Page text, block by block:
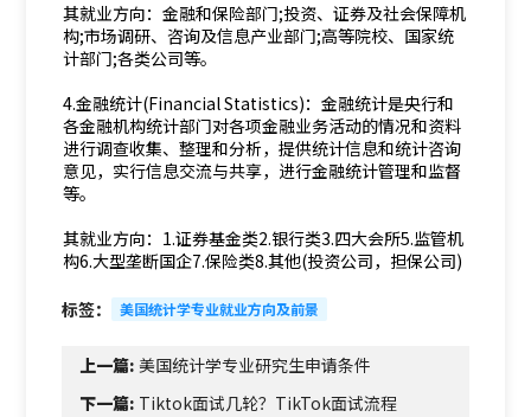
其就业方向：金融和保险部门;投资、证券及社会保障机
构;市场调研、咨询及信息产业部门;高等院校、国家统
计部门;各类公司等。
4.金融统计(Financial Statistics)：金融统计是央行和
各金融机构统计部门对各项金融业务活动的情况和资料
进行调查收集、整理和分析，提供统计信息和统计咨询
意见，实行信息交流与共享，进行金融统计管理和监督
等。
其就业方向：1.证券基金类2.银行类3.四大会所5.监管机
构6.大型垄断国企7.保险类8.其他(投资公司，担保公司)
标签： 美国统计学专业就业方向及前景
上一篇:美国统计学专业研究生申请条件
下一篇: Tiktok面试几轮？TikTok面试流程